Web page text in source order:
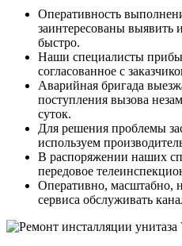
Оперативность
заинтересованы выявить
быстро.
Наши специалисты
согласованное с
Аварийная бригада
поступления вызова
суток.
Для решения проблемы
используем
В распоряжении наших
передовое
Оперативно, масштабно,
сервиса обслуживать